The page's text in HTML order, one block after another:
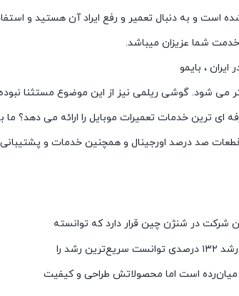
و به دنبال تعمیر و رفع ایراد آن هستید و
شما عزیزان میباشد.
می شود. گوشی ریلمی نیز از این موضوع مستثنا
ترین خدمات تعمیرات موبایل را ارائه می دهد؟ ما
صد درصد اورجینال و همچنین خدمات و پشتیبانی
ماه می ۲۰۱۸ تاسیس شد. دفتر مرکزی این شرکت در شنژن چین قرار دارد که توانسته
به سرعت به یکی از بزرگترین برندهای تولید گوشی‌های هوشمند در جهان تبدیل شود. تا جایی که سال ۲۰۲۰ با رشد ۱۳۲ درصدی توانست سریع‌ترین رشد را
میان‌رده است اما محصولاتش طراحی و کیفیت